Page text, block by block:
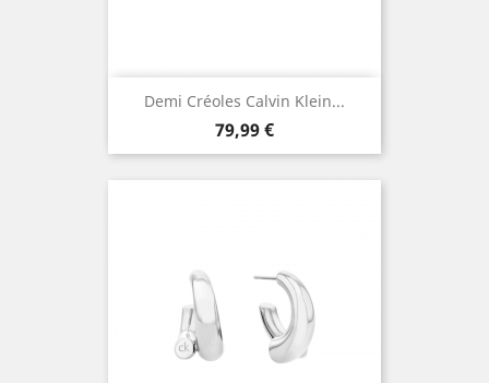
Demi Créoles Calvin Klein...
Prix
79,99 €